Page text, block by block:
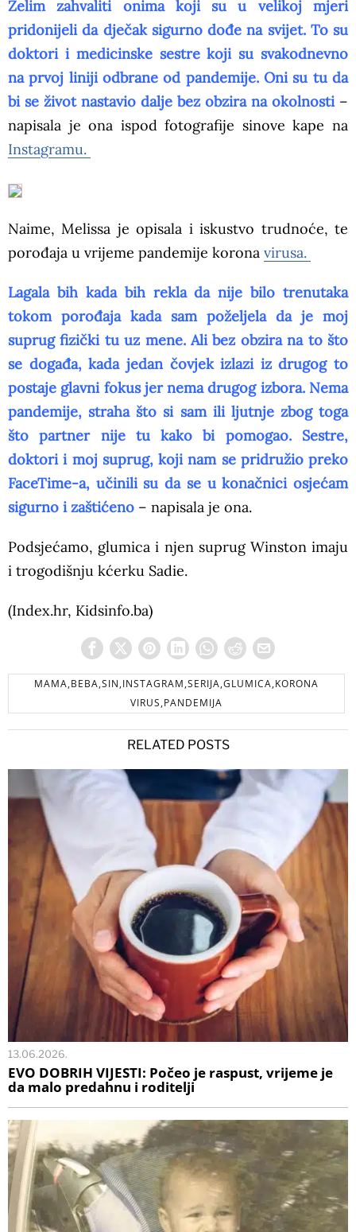
Želim zahvaliti onima koji su u velikoj mjeri
pridonijeli da dječak sigurno dođe na svijet. To su
doktori i medicinske sestre koji su svakodnevno
na prvoj liniji odbrane od pandemije. Oni su tu da
bi se život nastavio dalje bez obzira na okolnosti –
napisala je ona ispod fotografije sinove kape na
Instagramu.
Naime, Melissa je opisala i iskustvo trudnoće, te
porođaja u vrijeme pandemije korona virusa.
Lagala bih kada bih rekla da nije bilo trenutaka
tokom porođaja kada sam poželjela da je moj
suprug fizički tu uz mene. Ali bez obzira na to što
se događa, kada jedan čovjek izlazi iz drugog to
postaje glavni fokus jer nema drugog izbora. Nema
pandemije, straha što si sam ili ljutnje zbog toga
što partner nije tu kako bi pomogao. Sestre,
doktori i moj suprug, koji nam se pridružio preko
FaceTime-a, učinili su da se u konačnici osjećam
sigurno i zaštićeno – napisala je ona.
Podsjećamo, glumica i njen suprug Winston imaju
i trogodišnju kćerku Sadie.
(Index.hr, Kidsinfo.ba)
MAMA,BEBA,SIN,INSTAGRAM,SERIJA,GLUMICA,KORONA
VIRUS,PANDEMIJA
RELATED POSTS
13.06.2026.
EVO DOBRIH VIJESTI: Počeo je raspust, vrijeme je
da malo predahnu i roditelji